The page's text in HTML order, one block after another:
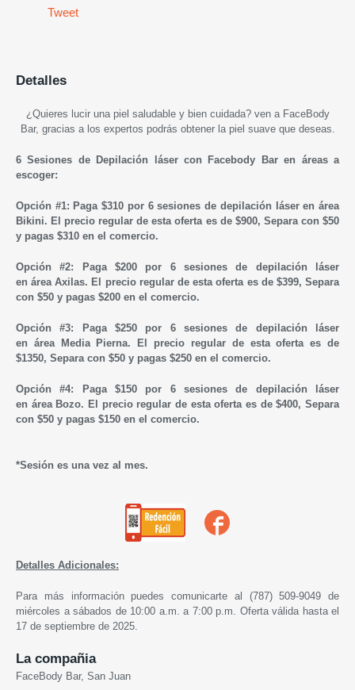
Tweet
Detalles
¿Quieres lucir una piel saludable y bien cuidada? ven a FaceBody
Bar, gracias a los expertos podrás obtener la piel suave que deseas.
6 Sesiones de Depilación láser con Facebody Bar en áreas a
escoger:
Opción #1: Paga $310 por 6 sesiones de depilación láser en área
Bikini. El precio regular de esta oferta es de $900, Separa con $50
y pagas $310 en el comercio.
Opción #2: Paga $200 por 6 sesiones de depilación láser
en área Axilas. El precio regular de esta oferta es de $399, Separa
con $50 y pagas $200 en el comercio.
Opción #3: Paga $250 por 6 sesiones de depilación láser
en área Media Pierna. El precio regular de esta oferta es de
$1350, Separa con $50 y pagas $250 en el comercio.
Opción #4: Paga $150 por 6 sesiones de depilación láser
en área Bozo. El precio regular de esta oferta es de $400, Separa
con $50 y pagas $150 en el comercio.
*Sesión es una vez al mes.
Detalles Adicionales:
Para más información puedes comunicarte al (787) 509-9049 de
miércoles a sábados de 10:00 a.m. a 7:00 p.m. Oferta válida hasta el
17 de septiembre de 2025.
La compañia
FaceBody Bar, San Juan